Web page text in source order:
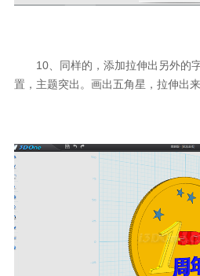
10、同样的，添加拉伸出另外的
置，主题突出。画出五角星，拉伸出来